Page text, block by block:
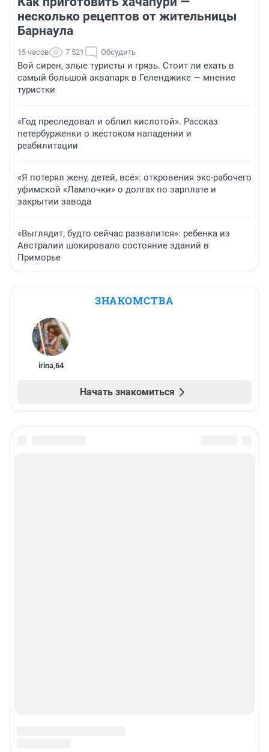
несколько рецептов от жительницы
Барнаула
15 часов 7 521 Обсудить
Вой сирен, злые туристы и грязь. Стоит ли ехать в
самый большой аквапарк в Геленджике — мнение
туристки
«Год преследовал и облил кислотой». Рассказ
петербурженки о жестоком нападении и
реабилитации
«Я потерял жену, детей, всё»: откровения экс-рабочего
уфимской «Лампочки» о долгах по зарплате и
закрытии завода
«Выглядит, будто сейчас развалится»: ребенка из
Австралии шокировало состояние зданий в
Приморье
ЗНАКОМСТВА
irina,64
Начать знакомиться